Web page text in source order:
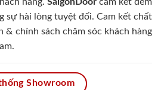
hàng. SaigonDoorcam kết đem
sự hài lòng tuyệt đối. Cam kết chất
& chính sách chăm sóc khách hàng
Showroom